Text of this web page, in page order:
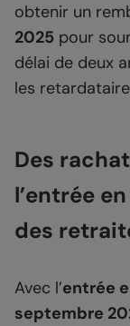
obtenir un
2025 pour
délai de deux
les
Des
l’entrée
des
Avec l’entrée
septembre